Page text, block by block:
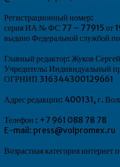
Регистрационный номер:
серия ИА № ФС 77 – 77915 от
выдано Федеральной службой
Главный редактор: Жуков
Учредитель: Индивидуальный
ОГРНИП 316344300129661
Адрес редакции: 400131, г.
Телефон : +7 961 088 78 78
E-mail: press@volpromex.ru
Возрастная категория